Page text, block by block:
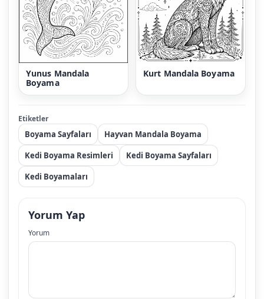
Yunus Mandala
Boyama
Kurt Mandala Boyama
Etiketler
Boyama Sayfaları
Hayvan Mandala Boyama
Kedi Boyama Resimleri
Kedi Boyama Sayfaları
Kedi Boyamaları
Yorum Yap
Yorum